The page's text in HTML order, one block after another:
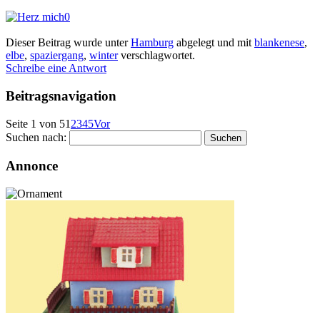
0
Dieser Beitrag wurde unterHamburg abgelegt und mit blankenese,
elbe, spaziergang, winterverschlagwortet.
Schreibe eine Antwort
Beitragsnavigation
Seite 1 von 51 2345Vor
Suchen nach:
Annonce